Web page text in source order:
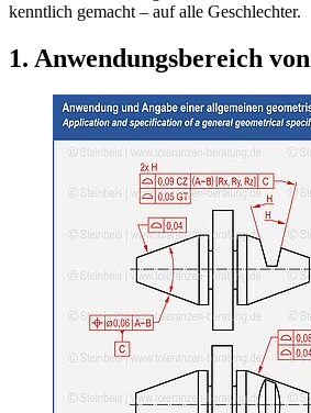
kenntlich gemacht – auf alle Geschlechter.
1. Anwendungsbereich